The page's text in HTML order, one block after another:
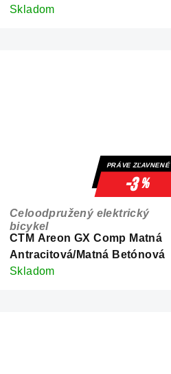
Silver Dust/Dark Navy
Skladom
PRÁVE ZĽAVNENÉ
-3%
CTM Areon GX Comp Matná
Antracitová/Matná Betónová
Celoodpružený elektrický
bicykel
Skladom